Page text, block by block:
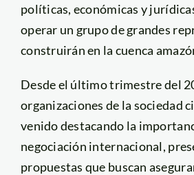
políticas, económicas y
operar un grupo de grandes
construirán en la cuenca
Desde el último trimestre del
organizaciones de la sociedad
venido destacando la
negociación internacional,
propuestas que buscan